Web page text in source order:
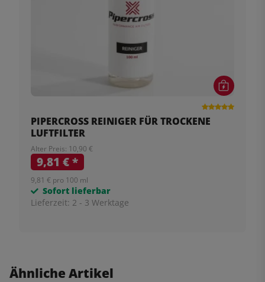
PIPERCROSS REINIGER FÜR TROCKENE
LUFTFILTER
Alter Preis: 10,90 €
9,81 €*
9,81 € pro 100 ml
Sofort lieferbar
Lieferzeit: 2 - 3 Werktage
Ähnliche Artikel